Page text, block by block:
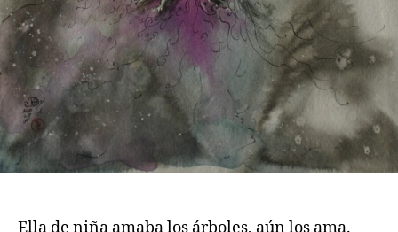
Ella de niña amaba los árboles, aún los ama.